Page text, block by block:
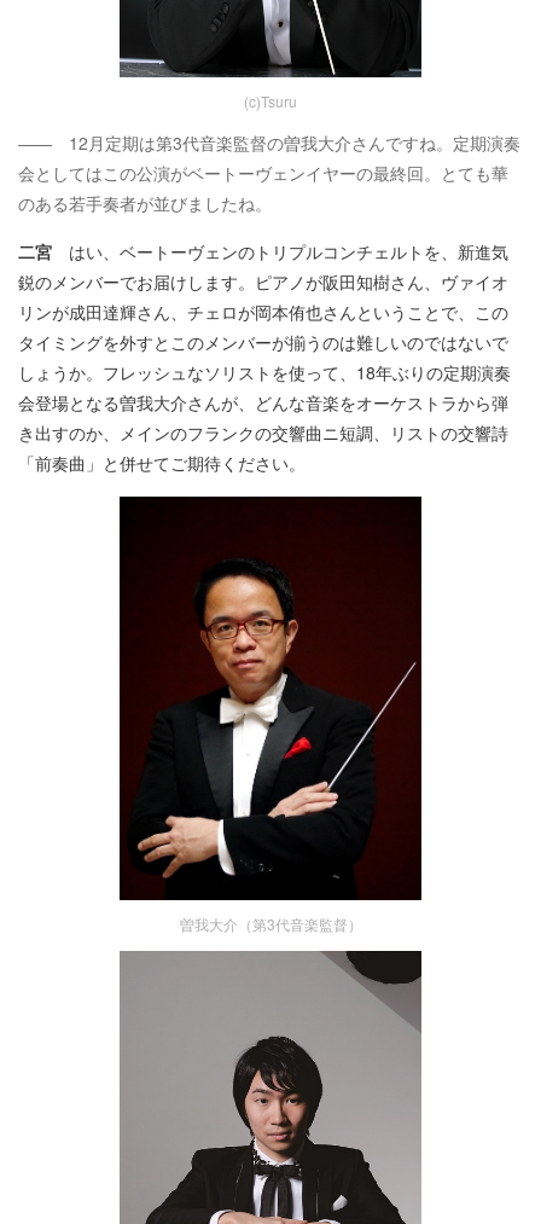
(c)Tsuru
―― 12月定期は第3代音楽監督の曽我大介さんですね。定期演奏
会としてはこの公演がベートーヴェンイヤーの最終回。とても華
のある若手奏者が並びましたね。
二宮 はい、ベートーヴェンのトリプルコンチェルトを、新進気
鋭のメンバーでお届けします。ピアノが阪田知樹さん、ヴァイオ
リンが成田達輝さん、チェロが岡本侑也さんということで、この
タイミングを外すとこのメンバーが揃うのは難しいのではないで
しょうか。フレッシュなソリストを使って、18年ぶりの定期演奏
会登場となる曽我大介さんが、どんな音楽をオーケストラから弾
き出すのか、メインのフランクの交響曲ニ短調、リストの交響詩
「前奏曲」と併せてご期待ください。
曽我大介（第3代音楽監督）